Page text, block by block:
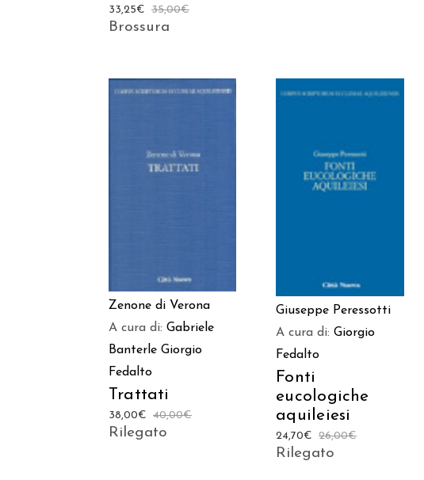
35,00€
33,25€
Brossura
AGGIUNGI AL
Zenone di Verona
A cura di: Gabriele
Banterle Giorgio
Fedalto
Trattati
40,00€
38,00€
Rilegato
AGGIUNGI AL
Giuseppe Peressotti
A cura di:Giorgio
Fedalto
Fonti
eucologiche
aquileiesi
26,00€
24,70€
Rilegato